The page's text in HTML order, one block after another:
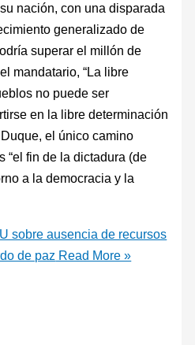
nación, con una disparada
generalizado de
superar el millón de
mandatario, “La libre
no puede ser
en la libre determinación
el único camino
“el fin de la dictadura (de
a la democracia y la
sobre ausencia de recursos
de paz Read More »